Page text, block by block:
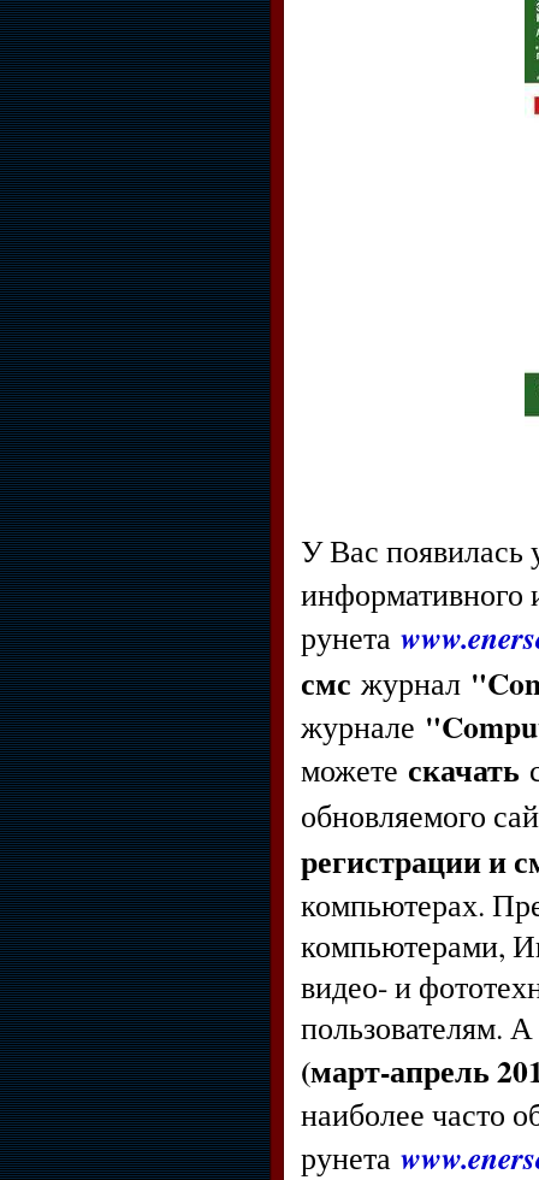
У Вас появилась
информативного
рунета
смс журнал
журнале
можете скачать
обновляемого
регистрации и
компьютерах.
компьютерами,
видео- и
пользователям.
(март-апрель
наиболее часто
рунета